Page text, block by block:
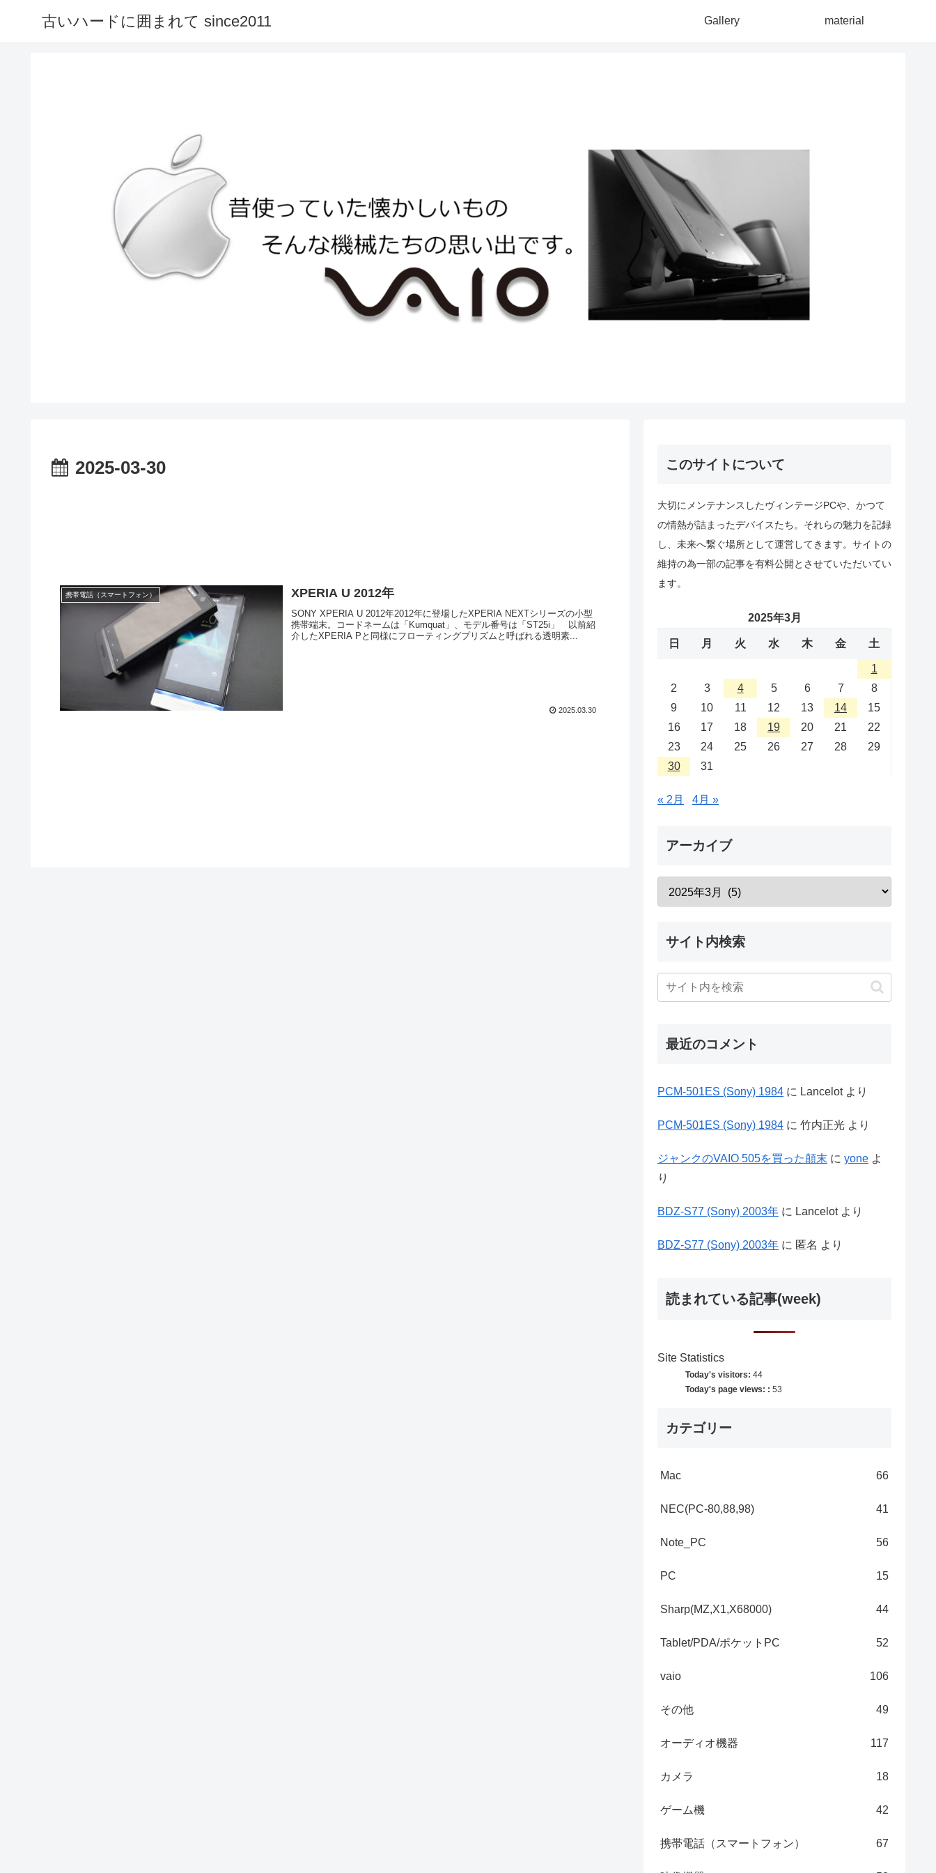
古いハードに囲まれて since2011 Gallery material
2025-03-30
携帯電話（スマートフォン） XPERIA U 2012年
SONY XPERIA U 2012年2012年に登場したXPERIA NEXTシリーズの小型
携帯端末。コードネームは「Kumquat」、モデル番号は「ST25i」 以前紹
介したXPERIA Pと同様にフローティングプリズムと呼ばれる透明素...
2025.03.30
このサイトについて
大切にメンテナンスしたヴィンテージPCや、かつて
の情熱が詰まったデバイスたち。それらの魅力を記録
し、未来へ繋ぐ場所として運営してきます。サイトの
維持の為一部の記事を有料公開とさせていただいてい
ます。
2025年3月
日 月 火 水 木 金 土
1
2
3 4 5 6 7
8
9
10 11 12 13 14
15
16
17 18 19 20 21
22
23
24 25 26 27 28
29
30
31
« 2月 4月 »
アーカイブ
サイト内検索
最近のコメント
PCM-501ES (Sony) 1984 に Lancelotより
PCM-501ES (Sony) 1984 に 竹内正光 より
ジャンクのVAIO 505を買った顛末 に yone よ
り
BDZ-S77 (Sony) 2003年 に Lancelotより
BDZ-S77 (Sony) 2003年 に 匿名 より
読まれている記事(week)
Site Statistics
Today's visitors: 44
Today's page views: : 53
カテゴリー
Mac 66
NEC(PC-80,88,98) 41
Note_PC 56
PC 15
Sharp(MZ,X1,X68000) 44
Tablet/PDA/ポケットPC 52
vaio 106
その他 49
オーディオ機器 117
カメラ 18
ゲーム機 42
携帯電話（スマートフォン） 67